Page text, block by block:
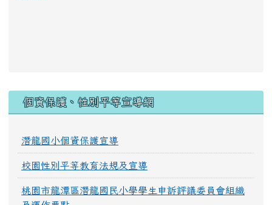
個資保護、性別平等宣導網
潛龍國小個資保護宣導
校園性別平等教育法規及宣導
桃園市龍潭區潛龍國民小學學生申訴評議委員會組織